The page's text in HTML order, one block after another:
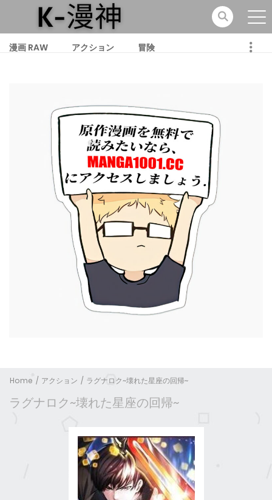
漫画 RAW アクション 冒険
Home アクション ラグナロク~壊れた星座の回帰~
ラグナロク~壊れた星座の回帰~